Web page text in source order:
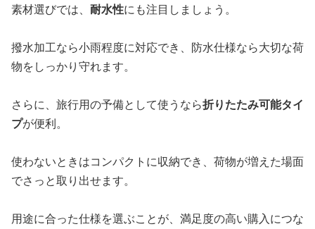
素材選びでは、 耐水性にも注目しましょう。
撥水加工なら小雨程度に対応でき、防水仕様なら大切な荷
物をしっかり守れます。
さらに、旅行用の予備として使うなら折りたたみ可能タイ
プが便利。
使わないときはコンパクトに収納でき、荷物が増えた場面
でさっと取り出せます。
用途に合った仕様を選ぶことが、満足度の高い購入につな